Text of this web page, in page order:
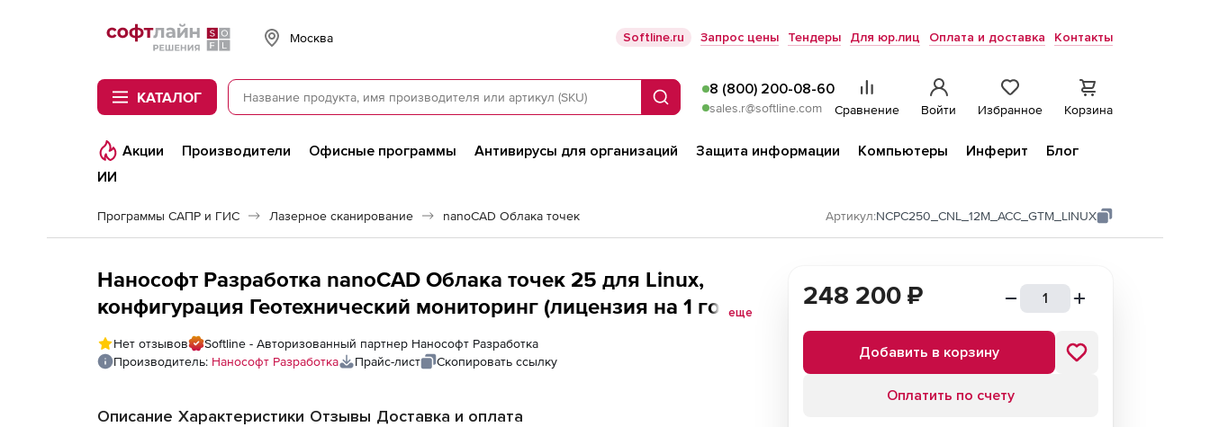
Softline
Москва Softline.ru Запрос цены Тендеры Для юр.лиц Оплата и доставка Контакты
КАТАЛОГ Поиск
8 (800) 200-08-60
sales.r@softline.com Сравнение Войти Избранное Корзина
Акции Производители Офисные программы Антивирусы для организаций Защита информации Компьютеры Инферит
Блог
ИИ
Программы САПР и ГИС Лазерное сканирование nanoCAD Облака точек Артикул:NCPC250_CNL_12M_ACC_GTM_LINUX
Нанософт Разработка nanoCAD Облака точек 25 для Linux,
конфигурация Геотехнический мониторинг (лицензия на 1 год),
локальная лицензия
еще
Нет отзывов
Softline - Авторизованный партнер Нанософт Разработка
Производитель: Нанософт Разработка Прайс-лист Скопировать ссылку
Описание Характеристики Отзывы Доставка и оплата
248 200 ₽
Добавить в корзину
Оплатить по счету